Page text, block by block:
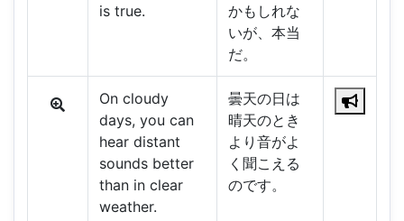
is true.
かもしれな
いが、本当
だ。
On cloudy
days, you can
hear distant
sounds better
than in clear
weather.
曇天の日は
晴天のとき
より音がよ
く聞こえる
のです。